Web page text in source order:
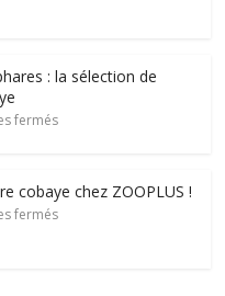
: la sélection de
fermés
cobaye chez ZOOPLUS !
fermés